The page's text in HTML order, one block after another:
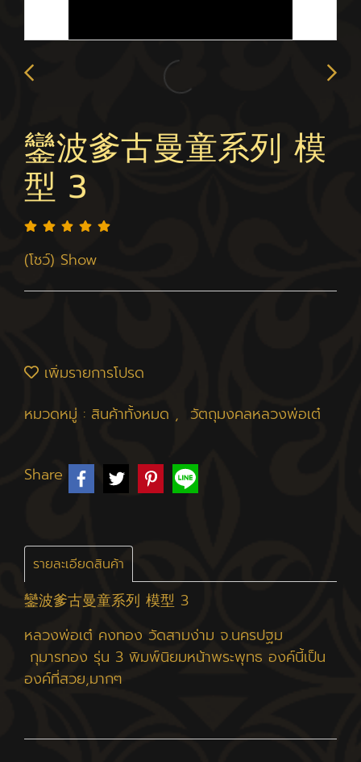
鑾波爹古曼童系列 模
型 3
(โชว์) Show
เพิ่มรายการโปรด
หมวดหมู่ : สินค้าทั้งหมด , วัตถุมงคลหลวงพ่อเต๋
Share
รายละเอียดสินค้า
鑾波爹古曼童系列 模型 3
หลวงพ่อเต๋ คงทอง วัดสามง่าม จ.นครปฐม
กุมารทอง รุ่น 3 พิมพ์นิยมหน้าพระพุทธ องค์นี้เป็น
องค์ที่สวย,มากๆ